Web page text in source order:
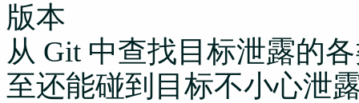
版本
从 Git 中查找目标泄露的
至还能碰到目标不小心泄